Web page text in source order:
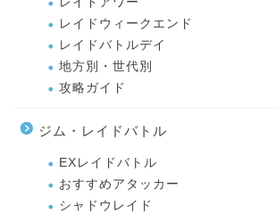
レイドウィークエンド
レイドバトルデイ
地方別・世代別
攻略ガイド
ジム・レイドバトル
EXレイドバトル
おすすめアタッカー
シャドウレイド